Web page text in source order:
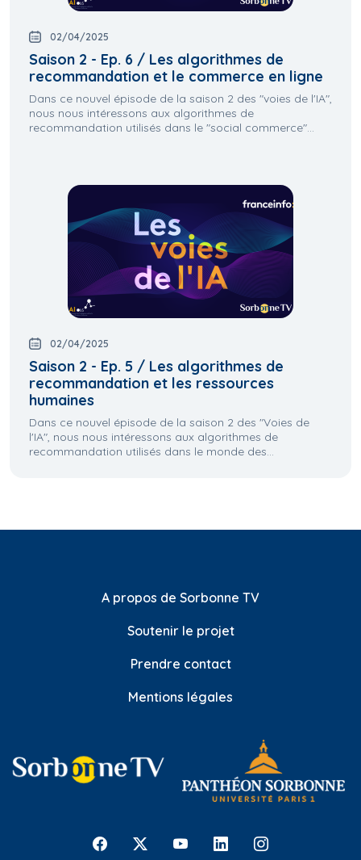
02/04/2025
Saison 2 - Ep. 6 / Les algorithmes de
recommandation et le commerce en ligne
Dans ce nouvel épisode de la saison 2 des "voies de l'IA",
nous nous intéressons aux algorithmes de
recommandation utilisés dans le "social commerce"...
02/04/2025
Saison 2 - Ep. 5 / Les algorithmes de
recommandation et les ressources
humaines
Dans ce nouvel épisode de la saison 2 des "Voies de
l'IA", nous nous intéressons aux algorithmes de
recommandation utilisés dans le monde des...
A propos de Sorbonne TV
Soutenir le projet
Prendre contact
Mentions légales